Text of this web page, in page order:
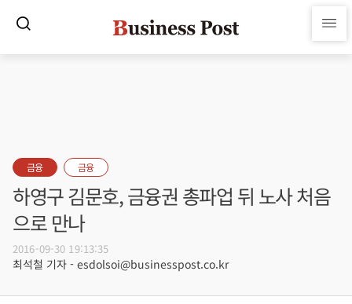
금융 금융
하영구 김문호, 금융권 총파업 뒤 노사 처음
으로 만나
2016-09-30 19:13:35
최석철 기자 - esdolsoi@businesspost.co.kr